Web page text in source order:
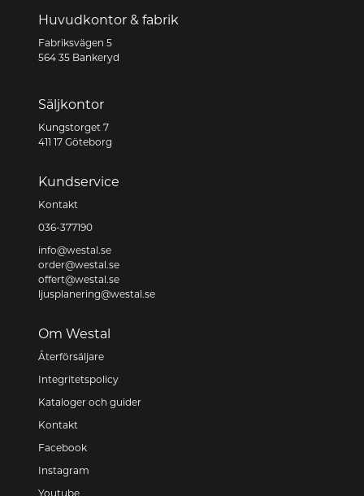
Huvudkontor & fabrik
Fabriksvägen 5
564 35 Bankeryd
Säljkontor
Kungstorget 7
411 17 Göteborg
Kundservice
Kontakt
036-377190
info@westal.se
order@westal.se
offert@westal.se
ljusplanering@westal.se
Om Westal
Återförsäljare
Integritetspolicy
Kataloger och guider
Kontakt
Facebook
Instagram